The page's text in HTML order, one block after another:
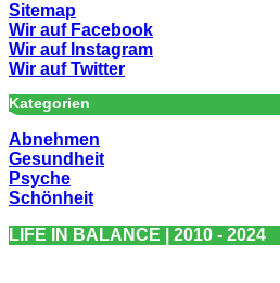
Sitemap
Wir auf Facebook
Wir auf Instagram
Wir auf Twitter
Kategorien
Abnehmen
Gesundheit
Psyche
Schönheit
LIFE IN BALANCE | 2010 - 2024